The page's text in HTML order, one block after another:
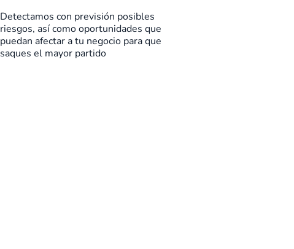
Detectamos con previsión posibles
riesgos, así como oportunidades que
puedan afectar a tu negocio para que
saques el mayor partido